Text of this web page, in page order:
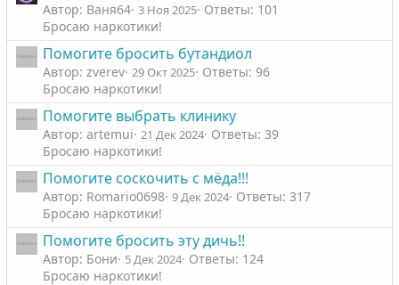
Автор: Ваня64 3 Ноя 2025 Ответы: 101
Бросаю наркотики!
Помогите бросить бутандиол
Автор: zverev 29 Окт 2025 Ответы: 96
Бросаю наркотики!
Помогите выбрать клинику
Автор: artemui 21 Дек 2024 Ответы: 39
Бросаю наркотики!
Помогите соскочить с мёда!!!
Автор: Romario0698 9 Дек 2024 Ответы: 317
Бросаю наркотики!
Помогите бросить эту дичь!!
Автор: Бони 5 Дек 2024 Ответы: 124
Бросаю наркотики!